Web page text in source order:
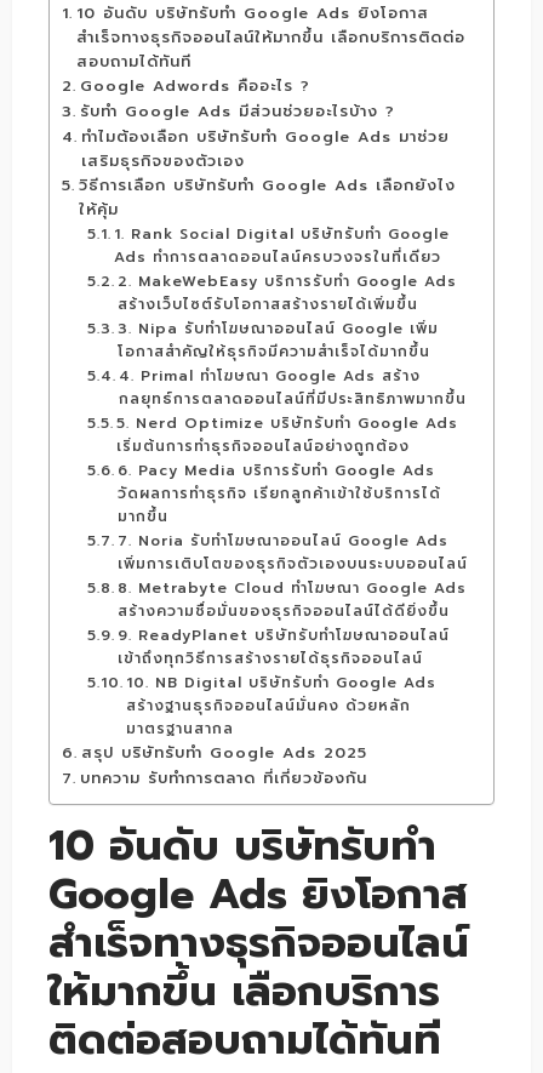
10 อันดับ บริษัทรับทำ Google Ads ยิงโอกาส
สำเร็จทางธุรกิจออนไลน์ให้มากขึ้น เลือกบริการติดต่อ
สอบถามได้ทันที
Google Adwords คืออะไร ?
รับทำ Google Ads มีส่วนช่วยอะไรบ้าง ?
ทำไมต้องเลือก บริษัทรับทำ Google Ads มาช่วย
เสริมธุรกิจของตัวเอง
วิธีการเลือก บริษัทรับทำ Google Ads เลือกยังไง
ให้คุ้ม
1. Rank Social Digital บริษัทรับทำ Google
Ads ทำการตลาดออนไลน์ครบวงจรในที่เดียว
2. MakeWebEasy บริการรับทำ Google Ads
สร้างเว็บไซต์รับโอกาสสร้างรายได้เพิ่มขึ้น
3. Nipa รับทำโฆษณาออนไลน์ Google เพิ่ม
โอกาสสำคัญให้ธุรกิจมีความสำเร็จได้มากขึ้น
4. Primal ทำโฆษณา Google Ads สร้าง
กลยุทธ์การตลาดออนไลน์ที่มีประสิทธิภาพมากขึ้น
5. Nerd Optimize บริษัทรับทำ Google Ads
เริ่มต้นการทำธุรกิจออนไลน์อย่างถูกต้อง
6. Pacy Media บริการรับทำ Google Ads
วัดผลการทำธุรกิจ เรียกลูกค้าเข้าใช้บริการได้
มากขึ้น
7. Noria รับทำโฆษณาออนไลน์ Google Ads
เพิ่มการเติบโตของธุรกิจตัวเองบนระบบออนไลน์
8. Metrabyte Cloud ทำโฆษณา Google Ads
สร้างความชื่อมั่นของธุรกิจออนไลน์ได้ดียิ่งขึ้น
9. ReadyPlanet บริษัทรับทำโฆษณาออนไลน์
เข้าถึงทุกวิธีการสร้างรายได้ธุรกิจออนไลน์
10. NB Digital บริษัทรับทำ Google Ads
สร้างฐานธุรกิจออนไลน์มั่นคง ด้วยหลัก
มาตรฐานสากล
สรุป บริษัทรับทำ Google Ads 2025
บทความ รับทำการตลาด ที่เกี่ยวข้องกัน
10 อันดับ บริษัทรับทำ
Google Ads ยิงโอกาส
สำเร็จทางธุรกิจออนไลน์
ให้มากขึ้น เลือกบริการ
ติดต่อสอบถามได้ทันที